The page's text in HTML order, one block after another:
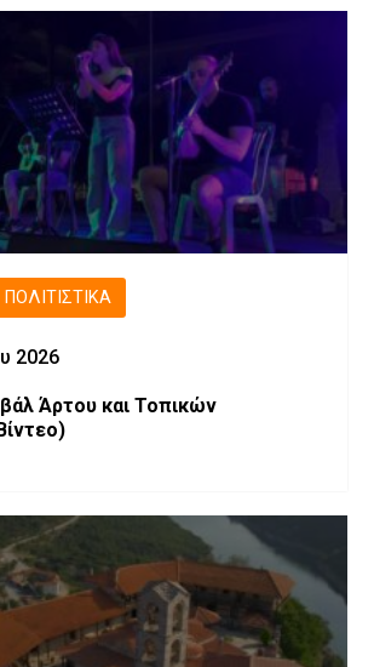
ΠΟΛΙΤΙΣΤΙΚΆ
2026
Άρτου και Τοπικών